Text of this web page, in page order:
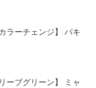
ラーチェンジ】 パキ
ーブグリーン】 ミャ